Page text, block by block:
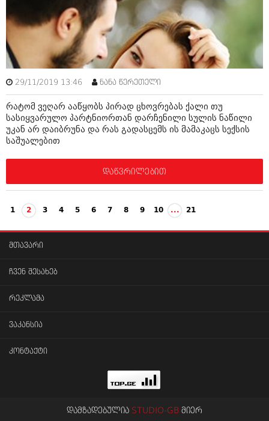
აგვისტო 2009 (14)
ივლისი 2009 (118)
თებერვალი 0216 (1)
დეკემბერი 0215 (1)
ოქტომბერი 0215 (1)
აგვისტო 0215 (2)
აგვისტო 0212 (1)
ნოემბერი 0201 (1)
29/11/2019 13:46 ნანა წერეთელი
რატომ ვეღარ ააწყობს პირად ცხოვრებას ქალი თუ
სასიყვარულო პარტნიორთან დარჩენილი სულის ნაწილი
უკან არ დაიბრუნა და რას გადასცემს ის მამაკაცს სექსის
საშუალებით
დაწვრილებით
1 2 3 4 5 6 7 8 9 10 ... 21
მთავარი
ჩვენ შესახებ
რეკლამა
ვაკანსია
კონტაქტი
დამზადებულია STUDIO-GB მიერ